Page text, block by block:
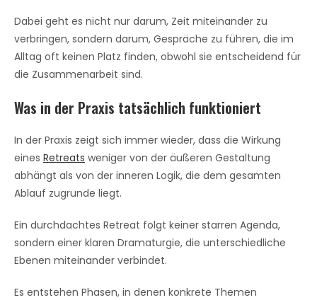
Dabei geht es nicht nur darum, Zeit miteinander zu
verbringen, sondern darum, Gespräche zu führen, die im
Alltag oft keinen Platz finden, obwohl sie entscheidend für
die Zusammenarbeit sind.
Was in der Praxis tatsächlich funktioniert
In der Praxis zeigt sich immer wieder, dass die Wirkung
eines Retreats weniger von der äußeren Gestaltung
abhängt als von der inneren Logik, die dem gesamten
Ablauf zugrunde liegt.
Ein durchdachtes Retreat folgt keiner starren Agenda,
sondern einer klaren Dramaturgie, die unterschiedliche
Ebenen miteinander verbindet.
Es entstehen Phasen, in denen konkrete Themen